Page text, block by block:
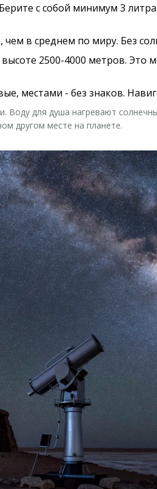
с собой минимум 3
чем в среднем по миру. Без
2500-4000 метров.
местами - без знаков.
Воду для душа нагревают
другом месте на планете.